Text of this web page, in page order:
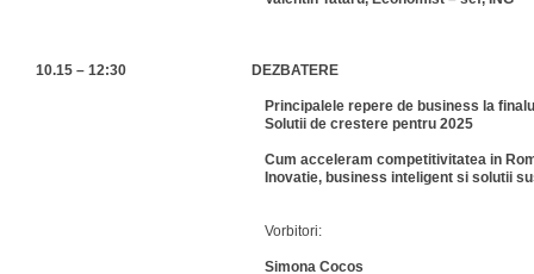
10.15 – 12:30 DEZBATERE
Principalele repere de business la
Solutii de crestere pentru 2025
Cum acceleram competitivitatea in
Inovatie, business inteligent si solutii
Vorbitori:
Simona Cocos